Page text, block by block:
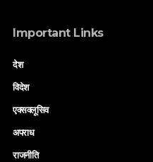
Important Links
देश
विदेश
एक्सक्लूसिव
अपराध
राजनीति